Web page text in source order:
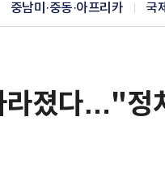
중남미·중동·아프리카 국제
졌다…"정